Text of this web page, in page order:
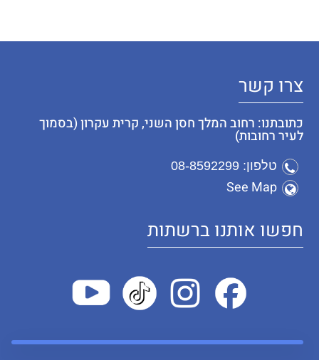
צרו קשר
כתובתנו: רחוב המלך חסן השני, קרית עקרון (בסמוך
לעיר רחובות)
טלפון: 08-8592299
See Map
חפשו אותנו ברשתות